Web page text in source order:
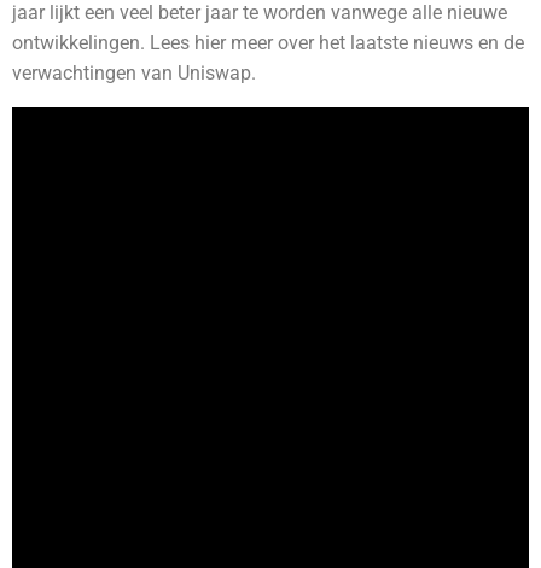
jaar lijkt een veel beter jaar te worden vanwege alle nieuwe
ontwikkelingen. Lees hier meer over het laatste nieuws en de
verwachtingen van Uniswap.